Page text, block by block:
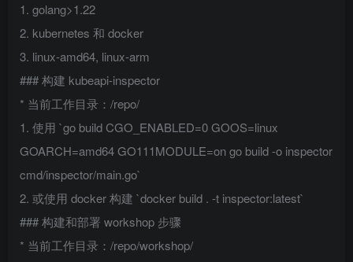
1. golang>1.22
2. kubernetes 和 docker
3. linux-amd64, linux-arm
### 构建 kubeapi-inspector
* 当前工作目录：/repo/
1. 使用 `go build CGO_ENABLED=0 GOOS=linux
GOARCH=amd64 GO111MODULE=on go build -o inspector
cmd/inspector/main.go`
2. 或使用 docker 构建 `docker build . -t inspector:latest`
### 构建和部署 workshop 步骤
* 当前工作目录：/repo/workshop/